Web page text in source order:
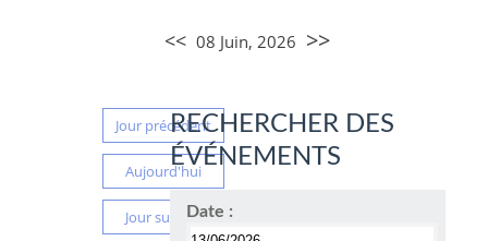
<< 08 Juin, 2026 >>
Jour précédent
Aujourd'hui
Jour suivant
RECHERCHER DES
ÉVÉNEMENTS
Date :